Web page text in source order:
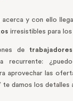
acerca y con ello
irresistibles para
de trabajadores
recurrente:
aprovechar las
te damos los detalles